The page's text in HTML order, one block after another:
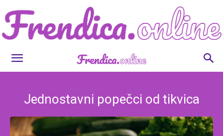
Frendica.online
Jednostavni popečci od tikvica